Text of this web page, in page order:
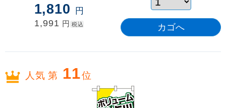
1,810 円
1,991 円 税込
人気 第 11位